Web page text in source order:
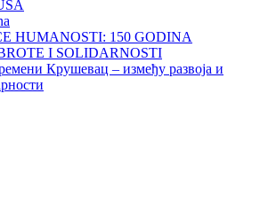
HUMANOSTI: 150 GODINA
I SOLIDARNOSTI
Крушевац – између развоја и